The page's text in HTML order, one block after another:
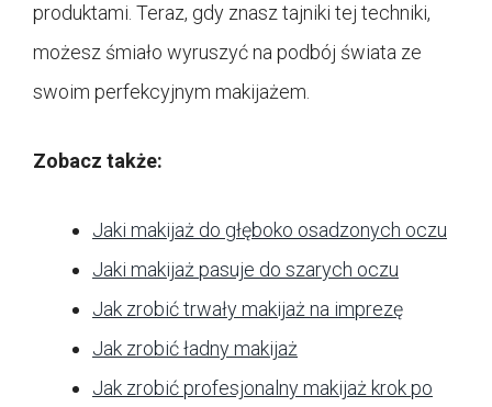
produktami. Teraz, gdy znasz tajniki tej techniki,
możesz śmiało wyruszyć na podbój świata ze
swoim perfekcyjnym makijażem.
Zobacz także:
Jaki makijaż do głęboko osadzonych oczu
Jaki makijaż pasuje do szarych oczu
Jak zrobić trwały makijaż na imprezę
Jak zrobić ładny makijaż
Jak zrobić profesjonalny makijaż krok po